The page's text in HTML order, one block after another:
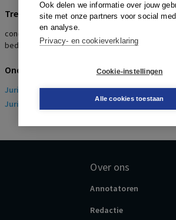
Ook delen we informatie over jouw
site met onze partners voor social
en analyse.
Privacy- en cookieverklaring
Cookie-instellingen
Alle cookies toestaan
Trefwoorden
concurrentiebeding, schriftelijke
bedrijfsgegevens
Onderwerpen
Juridisch> Arbeidsrecht
Juridisch
> Sociaal Zekerheidsrecht
Over ons
Annotatoren
Redactie